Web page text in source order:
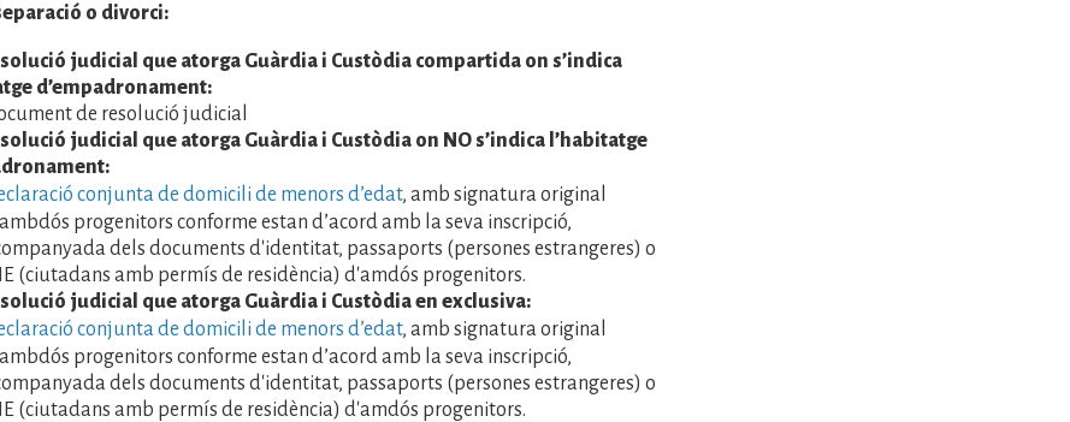
o divorci:
judicial que atorga Guàrdia i Custòdia compartida on s’indica
d’empadronament:
de resolució judicial
judicial que atorga Guàrdia i Custòdia on NO s’indica l’habitatge
conjunta de domicili de menors d’edat, amb signatura original
progenitors conforme estan d’acord amb la seva inscripció,
dels documents d'identitat, passaports (persones estrangeres) o
(ciutadans amb permís de residència) d'amdós progenitors.
judicial que atorga Guàrdia i Custòdia en exclusiva:
conjunta de domicili de menors d’edat, amb signatura original
progenitors conforme estan d’acord amb la seva inscripció,
dels documents d'identitat, passaports (persones estrangeres) o
(ciutadans amb permís de residència) d'amdós progenitors.